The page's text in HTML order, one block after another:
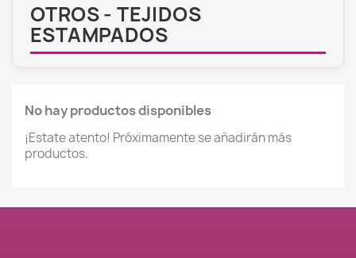
OTROS - TEJIDOS
ESTAMPADOS
No hay productos disponibles
¡Estate atento! Próximamente se añadirán más
productos.